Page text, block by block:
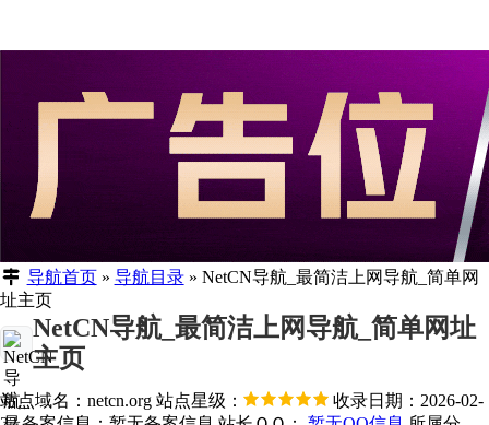
导航首页» 导航目录» NetCN导航_最简洁上网导航_简单网
址主页
NetCN导航_最简洁上网导航_简单网址
主页
站点域名：netcn.org 站点星级：
收录日期：2026-02-